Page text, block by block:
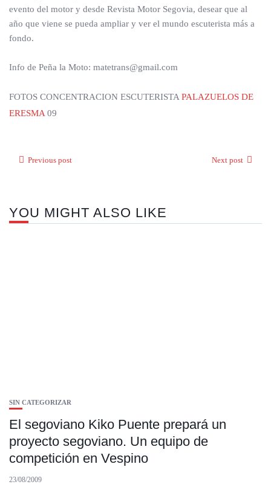
evento del motor y desde Revista Motor Segovia, desear que al
año que viene se pueda ampliar y ver el mundo escuterista más a
fondo.
Info de Peña la Moto: matetrans@gmail.com
FOTOS CONCENTRACION ESCUTERISTA PALAZUELOS DE
ERESMA 09
Previous post Next post
YOU MIGHT ALSO LIKE
SIN CATEGORIZAR
El segoviano Kiko Puente prepará un
proyecto segoviano. Un equipo de
competición en Vespino
23/08/2009